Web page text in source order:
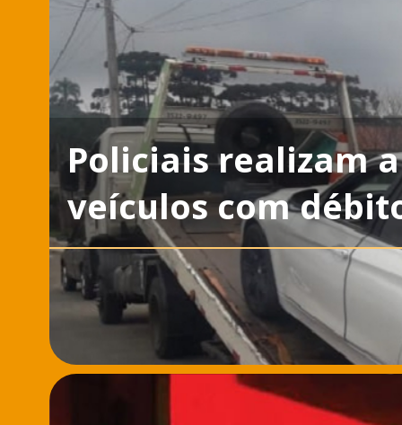
Policiais realizam
veículos com